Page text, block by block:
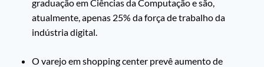
graduação em Ciências da Computação e são,
atualmente, apenas 25% da força de trabalho da
indústria digital.
O varejo em shopping center prevê aumento de